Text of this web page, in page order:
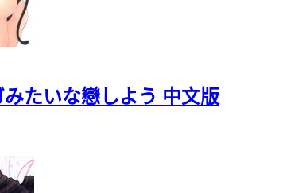
みたいな戀しよう 中文版